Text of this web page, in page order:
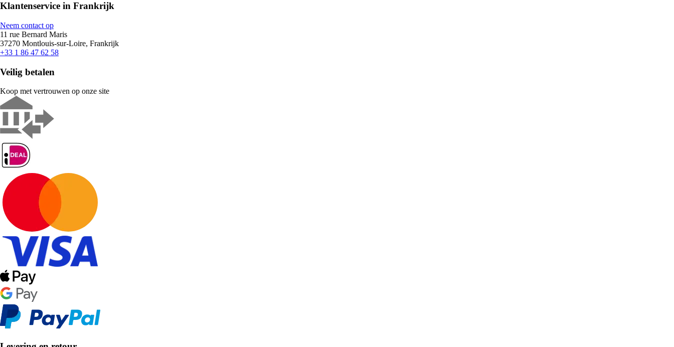
Klantenservice in Frankrijk
Neem contact op
11 rue Bernard Maris
37270 Montlouis-sur-Loire, Frankrijk
+33 1 86 47 62 58
Veilig betalen
Koop met vertrouwen op onze site